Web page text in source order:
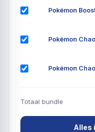
Pokémon
Pokémon
Pokémon
Totaal bundle
Alles